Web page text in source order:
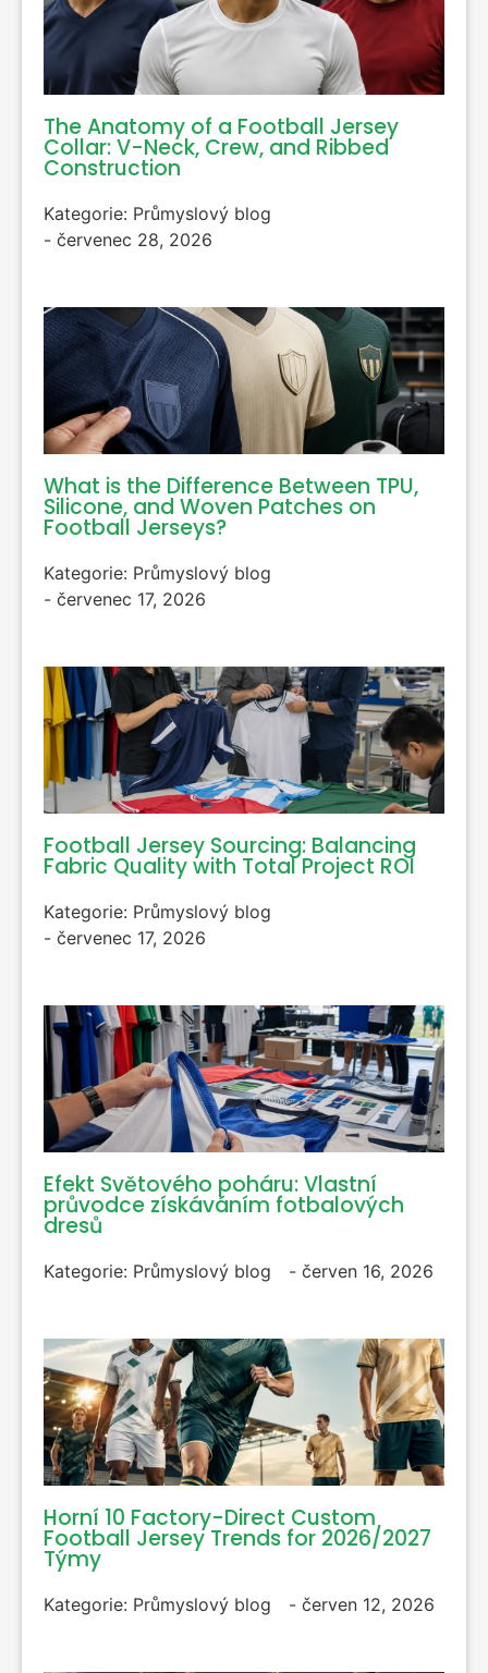
The Anatomy of a Football Jersey
Collar:V-Neck, Crew, and Ribbed
Construction
Kategorie: Průmyslový blog
- červenec 28, 2026
What is the Difference Between TPU,
Silicone, and Woven Patches on
Football Jerseys?
Kategorie: Průmyslový blog
- červenec 17, 2026
Football Jersey Sourcing: Balancing
Fabric Quality with Total Project ROI
Kategorie: Průmyslový blog
- červenec 17, 2026
Efekt Světového poháru: Vlastní
průvodce získáváním fotbalových
dresů
Kategorie: Průmyslový blog - červen 16, 2026
Horní 10 Factory-Direct Custom
Football Jersey Trends for 2026/2027
Týmy
Kategorie: Průmyslový blog - červen 12, 2026